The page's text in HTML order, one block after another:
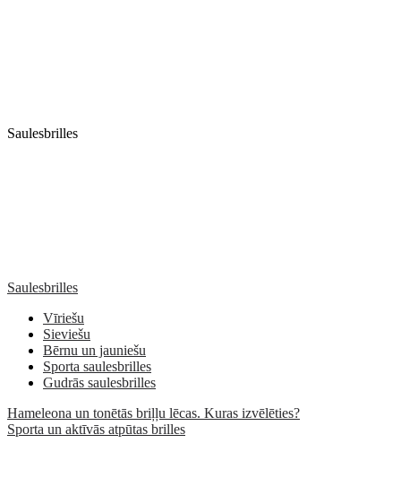
Saulesbrilles
Saulesbrilles
Vīriešu
Sieviešu
Bērnu un jauniešu
Sporta saulesbrilles
Gudrās saulesbrilles
Hameleona un tonētās briļļu lēcas. Kuras izvēlēties?
Sporta un aktīvās atpūtas brilles